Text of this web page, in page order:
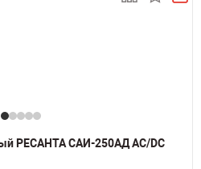
РЕСАНТА САИ-250АД AC/DC